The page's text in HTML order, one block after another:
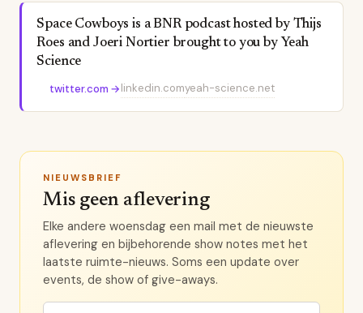
Space Cowboys is a BNR podcast hosted by Thijs
Roes and Joeri Nortier brought to you by Yeah
Science
twitter.com →linkedin.comyeah-science.net
NIEUWSBRIEF
Mis geen aflevering
Elke andere woensdag een mail met de nieuwste
aflevering en bijbehorende show notes met het
laatste ruimte-nieuws. Soms een update over
events, de show of give-aways.